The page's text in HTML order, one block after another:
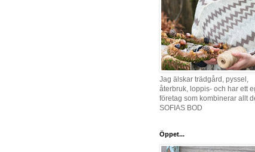
Jag älskar trädgård, pyssel,
återbruk, loppis- och har ett
företag som kombinerar allt
SOFIAS BOD
Öppet...